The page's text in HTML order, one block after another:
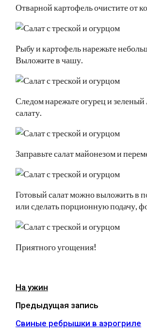
Отварной картофель очистите от
Рыбу и картофель нарежьте
Выложите в чашу.
Следом нарежьте огурец и зеленый
салату.
Заправьте салат майонезом и
Готовый салат можно выложить в
или сделать порционную подачу,
Приятного угощения!
На ужин
Предыдущая запись
Свиные ребрышки в аэрогриле